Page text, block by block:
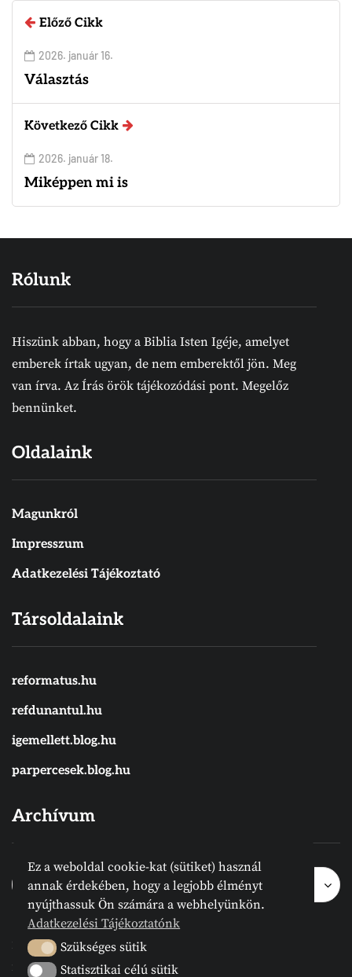
Előző Cikk
2026. január 16.
Választás
Következő Cikk
2026. január 18.
Miképpen mi is
Rólunk
Hiszünk abban, hogy a Biblia Isten Igéje, amelyet
emberek írtak ugyan, de nem emberektől jön. Meg
van írva. Az Írás örök tájékozódási pont. Megelőz
bennünket.
Oldalaink
Magunkról
Impresszum
Adatkezelési Tájékoztató
Társoldalaink
reformatus.hu
refdunantul.hu
igemellett.blog.hu
parpercesek.blog.hu
Archívum
Archívum
Hónap kijelölése
Archívum
2024 © Megvanirva.hu - Minden jog
fenntartva.
Ez a weboldal cookie-kat (sütiket) használ
annak érdekében, hogy a legjobb élményt
nyújthassuk Ön számára a webhelyünkön.
Adatkezelési Tájékoztatónk
Szükséges sütik
Szükséges sütik
Statisztikai célú sütik
Statisztikai célú sütik